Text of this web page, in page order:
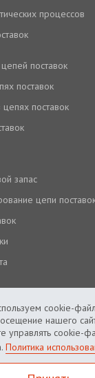
cookie-
нашего
cookie-
Политика
процессов
поставок
поставок
поставок
запас
цепи
cookie